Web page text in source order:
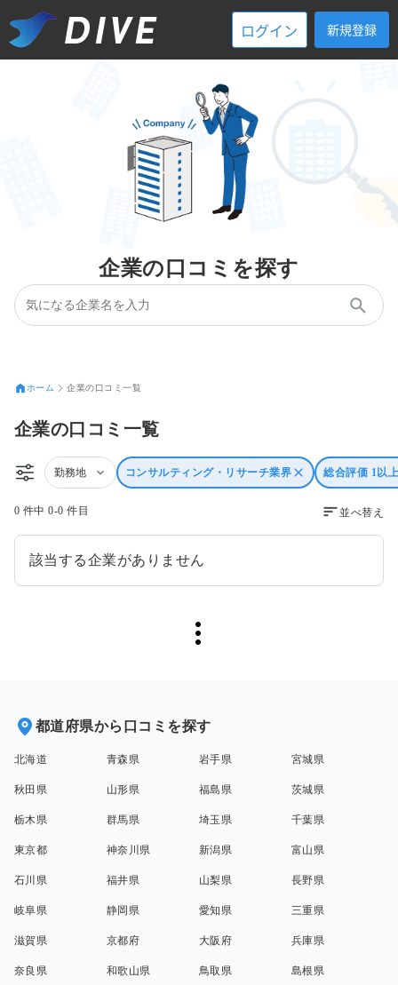
ログイン 新規登録
企業の口コミを探す
ホーム 企業の口コミ一覧
企業の口コミ一覧
勤務地 コンサルティング・リサーチ業界 総合評価 1以
0 件中 0-0 件目 並べ替え
該当する企業がありません
都道府県から口コミを探す
北海道 青森県 岩手県 宮城県
秋田県 山形県 福島県 茨城県
栃木県 群馬県 埼玉県 千葉県
東京都 神奈川県 新潟県 富山県
石川県 福井県 山梨県 長野県
岐阜県 静岡県 愛知県 三重県
滋賀県 京都府 大阪府 兵庫県
奈良県 和歌山県 鳥取県 島根県